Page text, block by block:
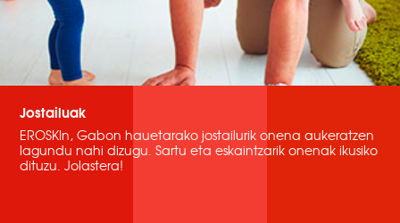
Jostailuak
EROSKIn, Gabon hauetarako jostailurik onena aukeratzen
lagundu nahi dizugu. Sartu eta eskaintzarik onenak ikusiko
dituzu. Jolastera!